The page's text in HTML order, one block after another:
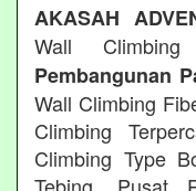
AKASAH
Wall
Pembangunan
Wall Climbing
Climbing
Climbing Type
Tebing, Pusat